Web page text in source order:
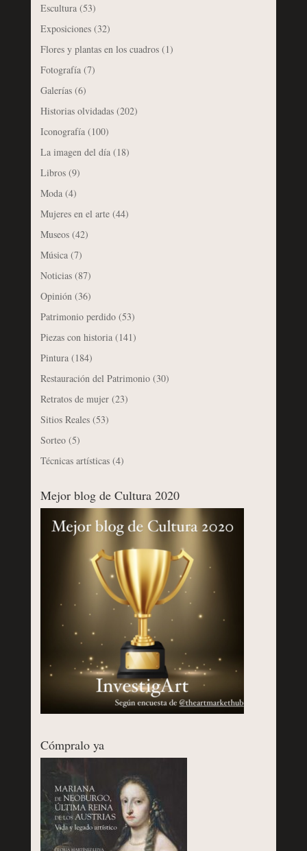
Escultura(53)
Exposiciones(32)
Flores y plantas en los cuadros(1)
Fotografía(7)
Galerías(6)
Historias olvidadas(202)
Iconografía(100)
La imagen del día(18)
Libros(9)
Moda(4)
Mujeres en el arte(44)
Museos(42)
Música(7)
Noticias(87)
Opinión (36)
Patrimonio perdido(53)
Piezas con historia(141)
Pintura(184)
Restauración del Patrimonio(30)
Retratos de mujer(23)
Sitios Reales(53)
Sorteo(5)
Técnicas artísticas(4)
Mejor blog de Cultura 2020
Cómpralo ya